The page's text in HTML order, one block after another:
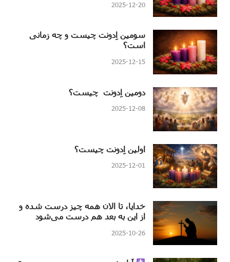
2025-12-20
سومین اِدونت چیست و چه زمانی
است؟
2025-12-15
دومین اِدونت چیست؟
2025-12-08
اولین اِدونت چیست؟
2025-12-01
خدایا، تا الان همه چیز درست شده و
از این به بعد هم درست می‌شود
2025-10-26